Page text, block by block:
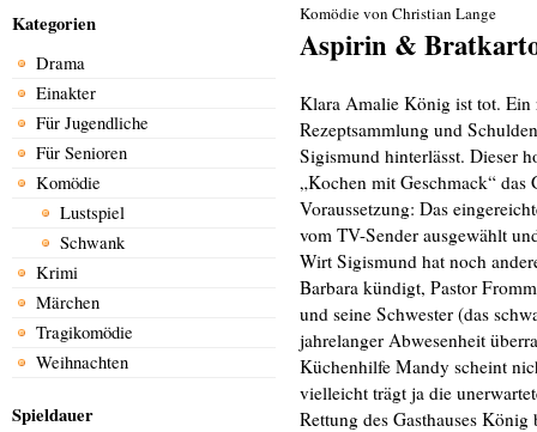
Kategorien
Drama
Einakter
Für Jugendliche
Für Senioren
Komödie
Lustspiel
Schwank
Krimi
Märchen
Tragikomödie
Weihnachten
Spieldauer
Komödie von Christian Lange
Aspirin &
Klara Amalie König ist tot. Ein
Rezeptsammlung und
Sigismund hinterlässt. Dieser
„Kochen mit Geschmack“ das
Voraussetzung: Das
vom TV-Sender ausgewählt
Wirt Sigismund hat noch
Barbara kündigt, Pastor
und seine Schwester (das
jahrelanger Abwesenheit
Küchenhilfe Mandy scheint
vielleicht trägt ja die
Rettung des Gasthauses